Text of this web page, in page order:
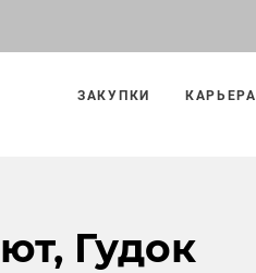
ЗАКУПКИ КАРЬЕРА
Гудок